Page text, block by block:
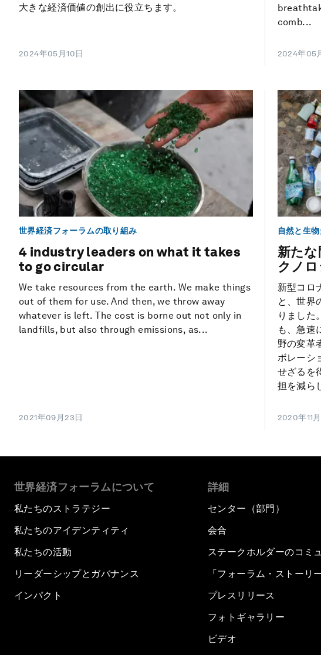
大きな経済価値の創出に役立ちます。
2024年05月10日
comb...
2024年05
世界経済フォーラムの取り組み
4 industry leaders on what it takes
to go circular
We take resources from the earth. We make things
out of them for use. And then, we throw away
whatever is left. The cost is borne out not only in
landfills, but also through emissions, as...
2021年09月23日
自然と生
新た
クノ
新型コロ
と、世界
りました
も、急速
野の変革
ボレーシ
せざるを
担を減ら
2020年11
世界経済フォーラムについて
私たちのストラテジー
私たちのアイデンティティ
私たちの活動
リーダーシップとガバナンス
インパクト
詳細
センター（部門）
会合
ステークホルダーのコミ
「フォーラム・ストーリー
プレスリリース
フォトギャラリー
ビデオ